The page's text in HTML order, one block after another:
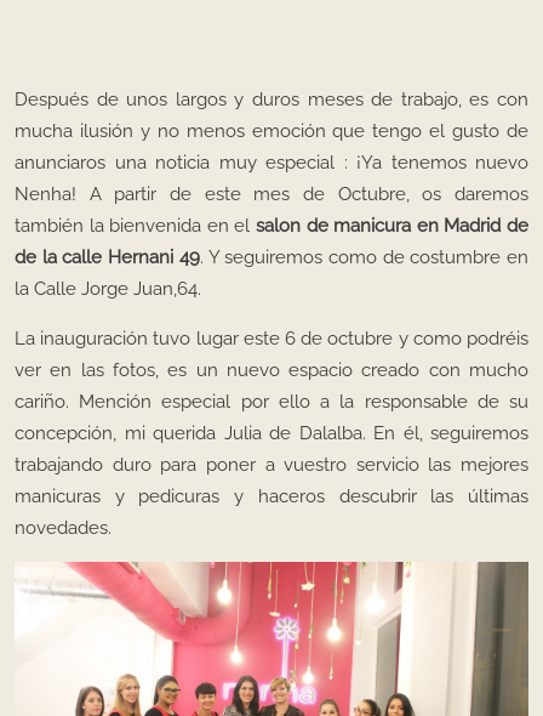
Después de unos largos y duros meses de trabajo, es con
mucha ilusión y no menos emoción que tengo el gusto de
anunciaros una noticia muy especial : ¡Ya tenemos nuevo
Nenha! A partir de este mes de Octubre, os daremos
también la bienvenida en el salon de manicura en Madrid de
de la calle Hernani 49. Y seguiremos como de costumbre en
la Calle Jorge Juan,64.
La inauguración tuvo lugar este 6 de octubre y como podréis
ver en las fotos, es un nuevo espacio creado con mucho
cariño. Mención especial por ello a la responsable de su
concepción, mi querida Julia de Dalalba. En él, seguiremos
trabajando duro para poner a vuestro servicio las mejores
manicuras y pedicuras y haceros descubrir las últimas
novedades.